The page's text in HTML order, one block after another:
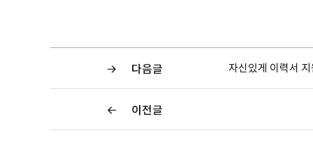
다음글 자신있게 이력서
이전글